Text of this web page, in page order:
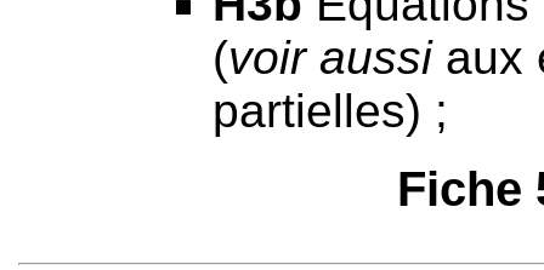
(voir aussiaux
partielles) ;
Fiche